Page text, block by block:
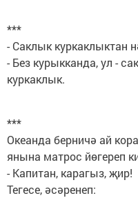
***
- Саклык куркаклыктан
- Без курыкканда, ул -
куркаклык.
***
Океанда берничә ай
янына матрос йөгереп
- Капитан, карагыз, җир!
Тегесе, әсәренеп: